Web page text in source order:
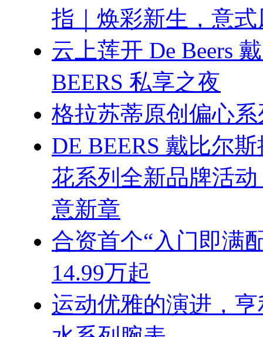
指｜焕彩新生，意式
云上莲开 De Beers
BEERS 私享之夜
格拉苏蒂原创偏心
DE BEERS 戴比尔
花系列全新品牌活
意新章
合资首个“入门即满
14.99万起
运动优雅的演进，